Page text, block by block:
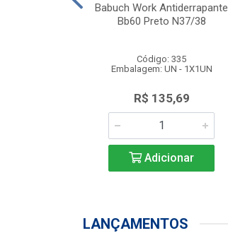
Babuch Work Antiderrapante
Bb60 Preto N37/38
Código: 335
Embalagem: UN - 1X1UN
R$ 135,69
Adicionar
LANÇAMENTOS